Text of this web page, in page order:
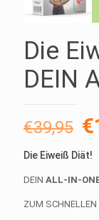
Die
DEIN
€39,95 €
Die Eiweiß Diät!
DEIN ALL-IN-
ZUM SCHNELLEN